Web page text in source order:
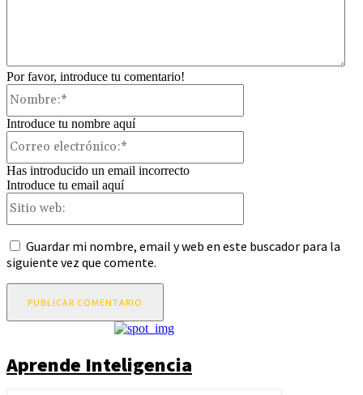
Por favor, introduce tu comentario!
Introduce tu nombre aquí
Has introducido un email incorrecto
Introduce tu email aquí
Guardar mi nombre, email y web en este buscador para la
siguiente vez que comente.
Aprende Inteligencia